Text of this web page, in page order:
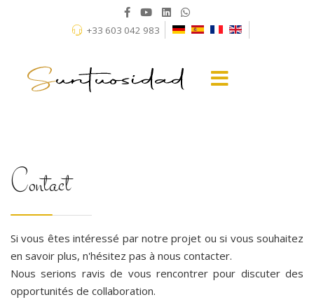
+33 603 042 983
Contact
Si vous êtes intéressé par notre projet ou si vous souhaitez
en savoir plus, n'hésitez pas à nous contacter.
Nous serions ravis de vous rencontrer pour discuter des
opportunités de collaboration.